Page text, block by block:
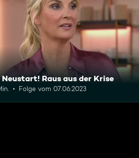
Neustart! Raus aus der Krise
Folge vom 07.06.2023